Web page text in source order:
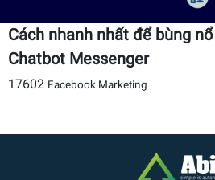
Cách nhanh nhất để bùng
Chatbot Messenger
17602 Facebook Marketing